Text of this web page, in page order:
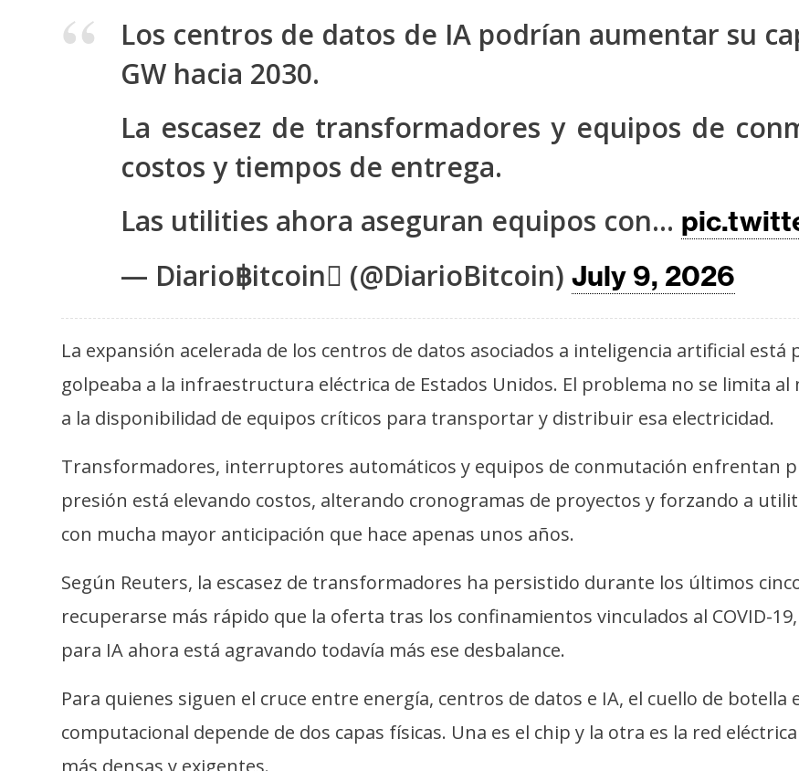
d
e
m
s
R
c
u
r
o
o
t
a
Los centros de datos de IA podrían aumentar su
GW hacia 2030.
La escasez de transformadores y equipos de
costos y tiempos de entrega.
Las utilities ahora aseguran equipos con…
— Diario฿itcoin (@DiarioBitcoin) July 9, 2026
La expansión acelerada de los centros de datos asociados a inteligencia artificial
golpeaba a la infraestructura eléctrica de Estados Unidos. El problema no se limita
a la disponibilidad de equipos críticos para transportar y distribuir esa electricidad.
Transformadores, interruptores automáticos y equipos de conmutación enfrentan
presión está elevando costos, alterando cronogramas de proyectos y forzando a
con mucha mayor anticipación que hace apenas unos años.
Según Reuters, la escasez de transformadores ha persistido durante los últimos
recuperarse más rápido que la oferta tras los confinamientos vinculados al COVID-
para IA ahora está agravando todavía más ese desbalance.
Para quienes siguen el cruce entre energía, centros de datos e IA, el cuello de botella
computacional depende de dos capas físicas. Una es el chip y la otra es la red
más densas y exigentes.